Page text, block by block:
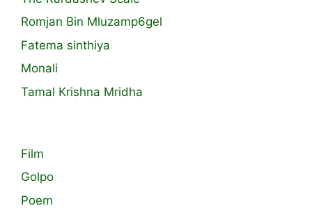
Romjan Bin Mluzamp6gel
Fatema sinthiya
Monali
Tamal Krishna Mridha
Film
Golpo
Poem